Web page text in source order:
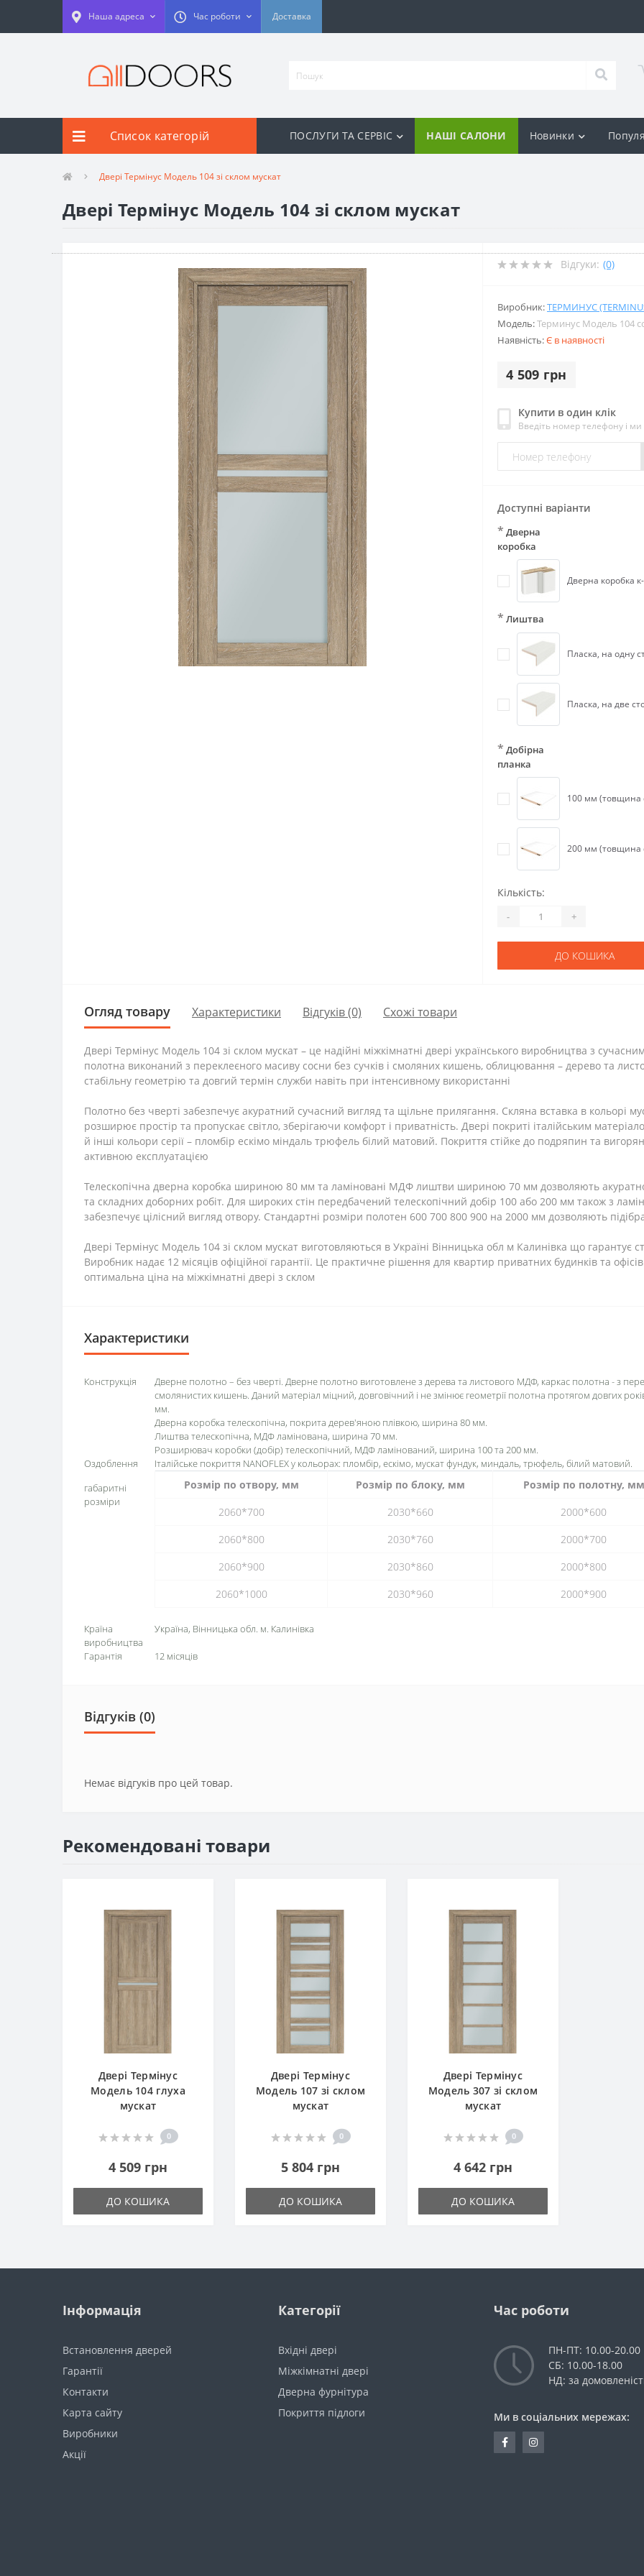
Наша адреса Час роботи Доставка
Список категорій ПОСЛУГИ ТА СЕРВІС НАШІ САЛОНИ Новинки
Двері Термінус Модель 104 зі склом мускат
Двері Термінус Модель 104 зі склом мускат
Відгуки: (0)
Виробник:ТЕРМИНУС
Модель:Терминус Модель 104
Наявність:Є в наявності
4 509 грн
Купити в один клік
Введіть номер телефону і
Доступні варіанти
* Дверна
коробка
Дверна коробка
* Лиштва
Пласка, на одну
Пласка, на две
* Добірна
планка
100 мм (товщина
200 мм (товщина
Кількість:
- +
ДО КОШИКА
Огляд товару Характеристики Відгуків (0) Схожі товари
Двері Термінус Модель 104 зі склом мускат – це надійні міжкімнатні двері українського виробництва з
полотна виконаний з переклеєного масиву сосни без сучків і смоляних кишень, облицювання – дерево та
стабільну геометрію та довгий термін служби навіть при інтенсивному використанні
Полотно без чверті забезпечує акуратний сучасний вигляд та щільне прилягання. Скляна вставка в кольорі
розширює простір та пропускає світло, зберігаючи комфорт і приватність. Двері покриті італійським
й інші кольори серії – пломбір ескімо міндаль трюфель білий матовий. Покриття стійке до подряпин та
активною експлуатацією
Телескопічна дверна коробка шириною 80 мм та ламіновані МДФ лиштви шириною 70 мм дозволяють
та складних доборних робіт. Для широких стін передбачений телескопічний добір 100 або 200 мм також з
забезпечує цілісний вигляд отвору. Стандартні розміри полотен 600 700 800 900 на 2000 мм дозволяють
Двері Термінус Модель 104 зі склом мускат виготовляються в Україні Вінницька обл м Калинівка що гарантує
Виробник надає 12 місяців офіційної гарантії. Це практичне рішення для квартир приватних будинків та
оптимальна ціна на міжкімнатні двері з склом
Характеристики
Конструкція
Дверне полотно – без чверті. Дверне полотно виготовлене з дерева та листового МДФ, каркас полотна - з
смолянистих кишень. Даний матеріал міцний, довговічний і не змінює геометрії полотна протягом довгих
мм.
Дверна коробка телескопічна, покрита дерев'яною плівкою, ширина 80 мм.
Лиштва телескопічна, МДФ ламінована, ширина 70 мм.
Розширювач коробки (добір) телескопічний, МДФ ламінований, ширина 100 та 200 мм.
Оздоблення
Італійське покриття NANOFLEX у кольорах: пломбір, ескімо, мускат фундук, миндаль, трюфель, білий матовий.
габаритні
розміри
Розмір по отвору, мм Розмір по блоку, мм
Розмір по полотну, мм
2060*700
2030*660
2000*600
2060*800
2030*760
2000*700
2060*900
2030*860
2000*800
2060*1000
2030*960 2000*900
Країна
виробництва
Україна, Вінницька обл. м. Калинівка
Гарантія 12 місяців
Відгуків (0)
Немає відгуків про цей товар.
Рекомендовані товари
Двері Термінус
Модель 104 глуха
мускат
0
4 509 грн
ДО КОШИКА
Двері Термінус
Модель 107 зі склом
мускат
0
5 804 грн
ДО КОШИКА
Двері Термінус
Модель 307 зі склом
мускат
0
4 642 грн
ДО КОШИКА
Інформація
Встановлення дверей
Гарантії
Контакти
Карта сайту
Виробники
Акції
Категорії
Вхідні двері
Міжкімнатні двері
Дверна фурнітура
Покриття підлоги
Час роботи
ПН-ПТ: 10.00-20.00
СБ: 10.00-18.00
НД: за
Ми в соціальних мережах: